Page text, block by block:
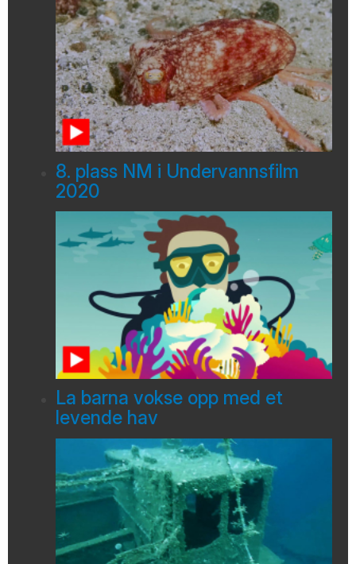
8. plass NM i Undervannsfilm
2020
La barna vokse opp med et
levende hav